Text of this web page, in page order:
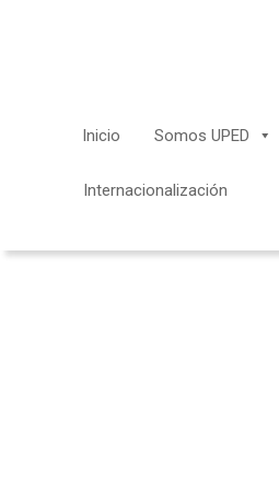
Inicio Somos UPED
Internacionalización